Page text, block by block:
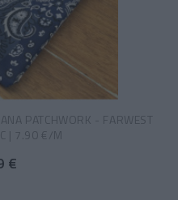
PATCHWORK - FARWEST
| 7.90 €/M
€